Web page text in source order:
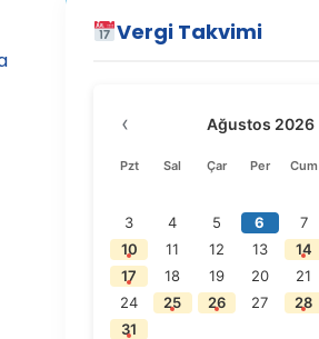
Vergi Takvimi
‹ Ağustos 2026
Pzt Sal Çar Per Cum
3
4 5 6 7
10
11 12 13 14
17
18 19 20 21
24
25 26 27 28
31